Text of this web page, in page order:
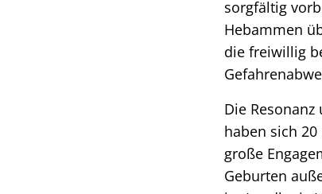
sorgfältig
Hebammen
die freiwillig
Die
haben sich
große
Geburten